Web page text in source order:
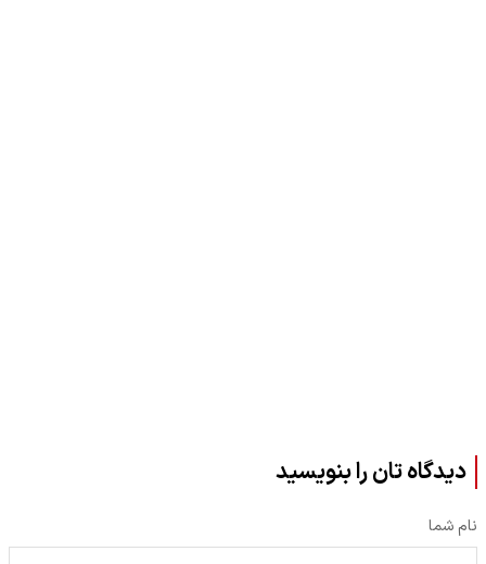
دیدگاه تان را بنویسید
نام شما